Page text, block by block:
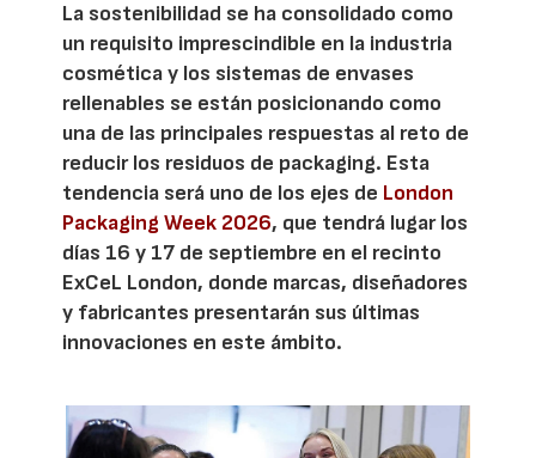
La sostenibilidad se ha consolidado como
un requisito imprescindible en la industria
cosmética y los sistemas de envases
rellenables se están posicionando como
una de las principales respuestas al reto de
reducir los residuos de packaging. Esta
tendencia será uno de los ejes de London
Packaging Week 2026, que tendrá lugar los
días 16 y 17 de septiembre en el recinto
ExCeL London, donde marcas, diseñadores
y fabricantes presentarán sus últimas
innovaciones en este ámbito.